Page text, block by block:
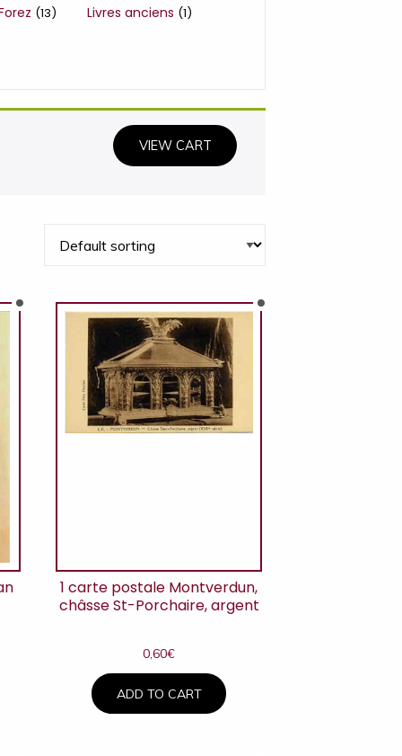
(13) Livres anciens (1)
VIEW CART
1 carte postale Montverdun,
châsse St-Porchaire, argent
0,60€
ADD TO CART